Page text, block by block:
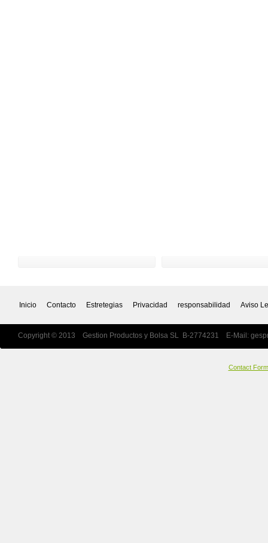
Inicio Contacto Estretegias Privacidad responsabilidad Aviso
Copyright © 2013 Gestion Productos y Bolsa SL B-2774231 E-Mail:
Contact Form